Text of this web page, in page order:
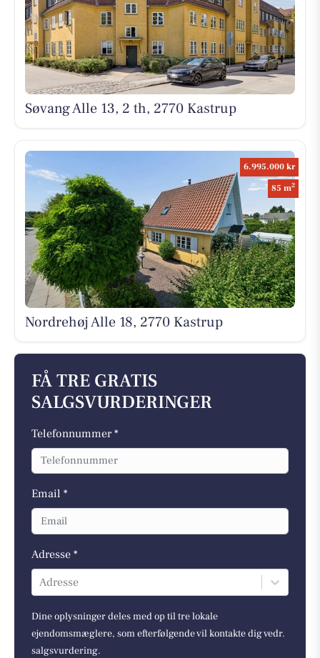
Søvang Alle 13, 2 th, 2770 Kastrup
6.995.000 kr
85 m2
Nordrehøj Alle 18, 2770 Kastrup
FÅ TRE GRATIS
SALGSVURDERINGER
Telefonnummer *
Email *
Adresse *
Adresse
Dine oplysninger deles med op til tre lokale
ejendomsmæglere, som efterfølgende vil kontakte dig vedr.
salgsvurdering.